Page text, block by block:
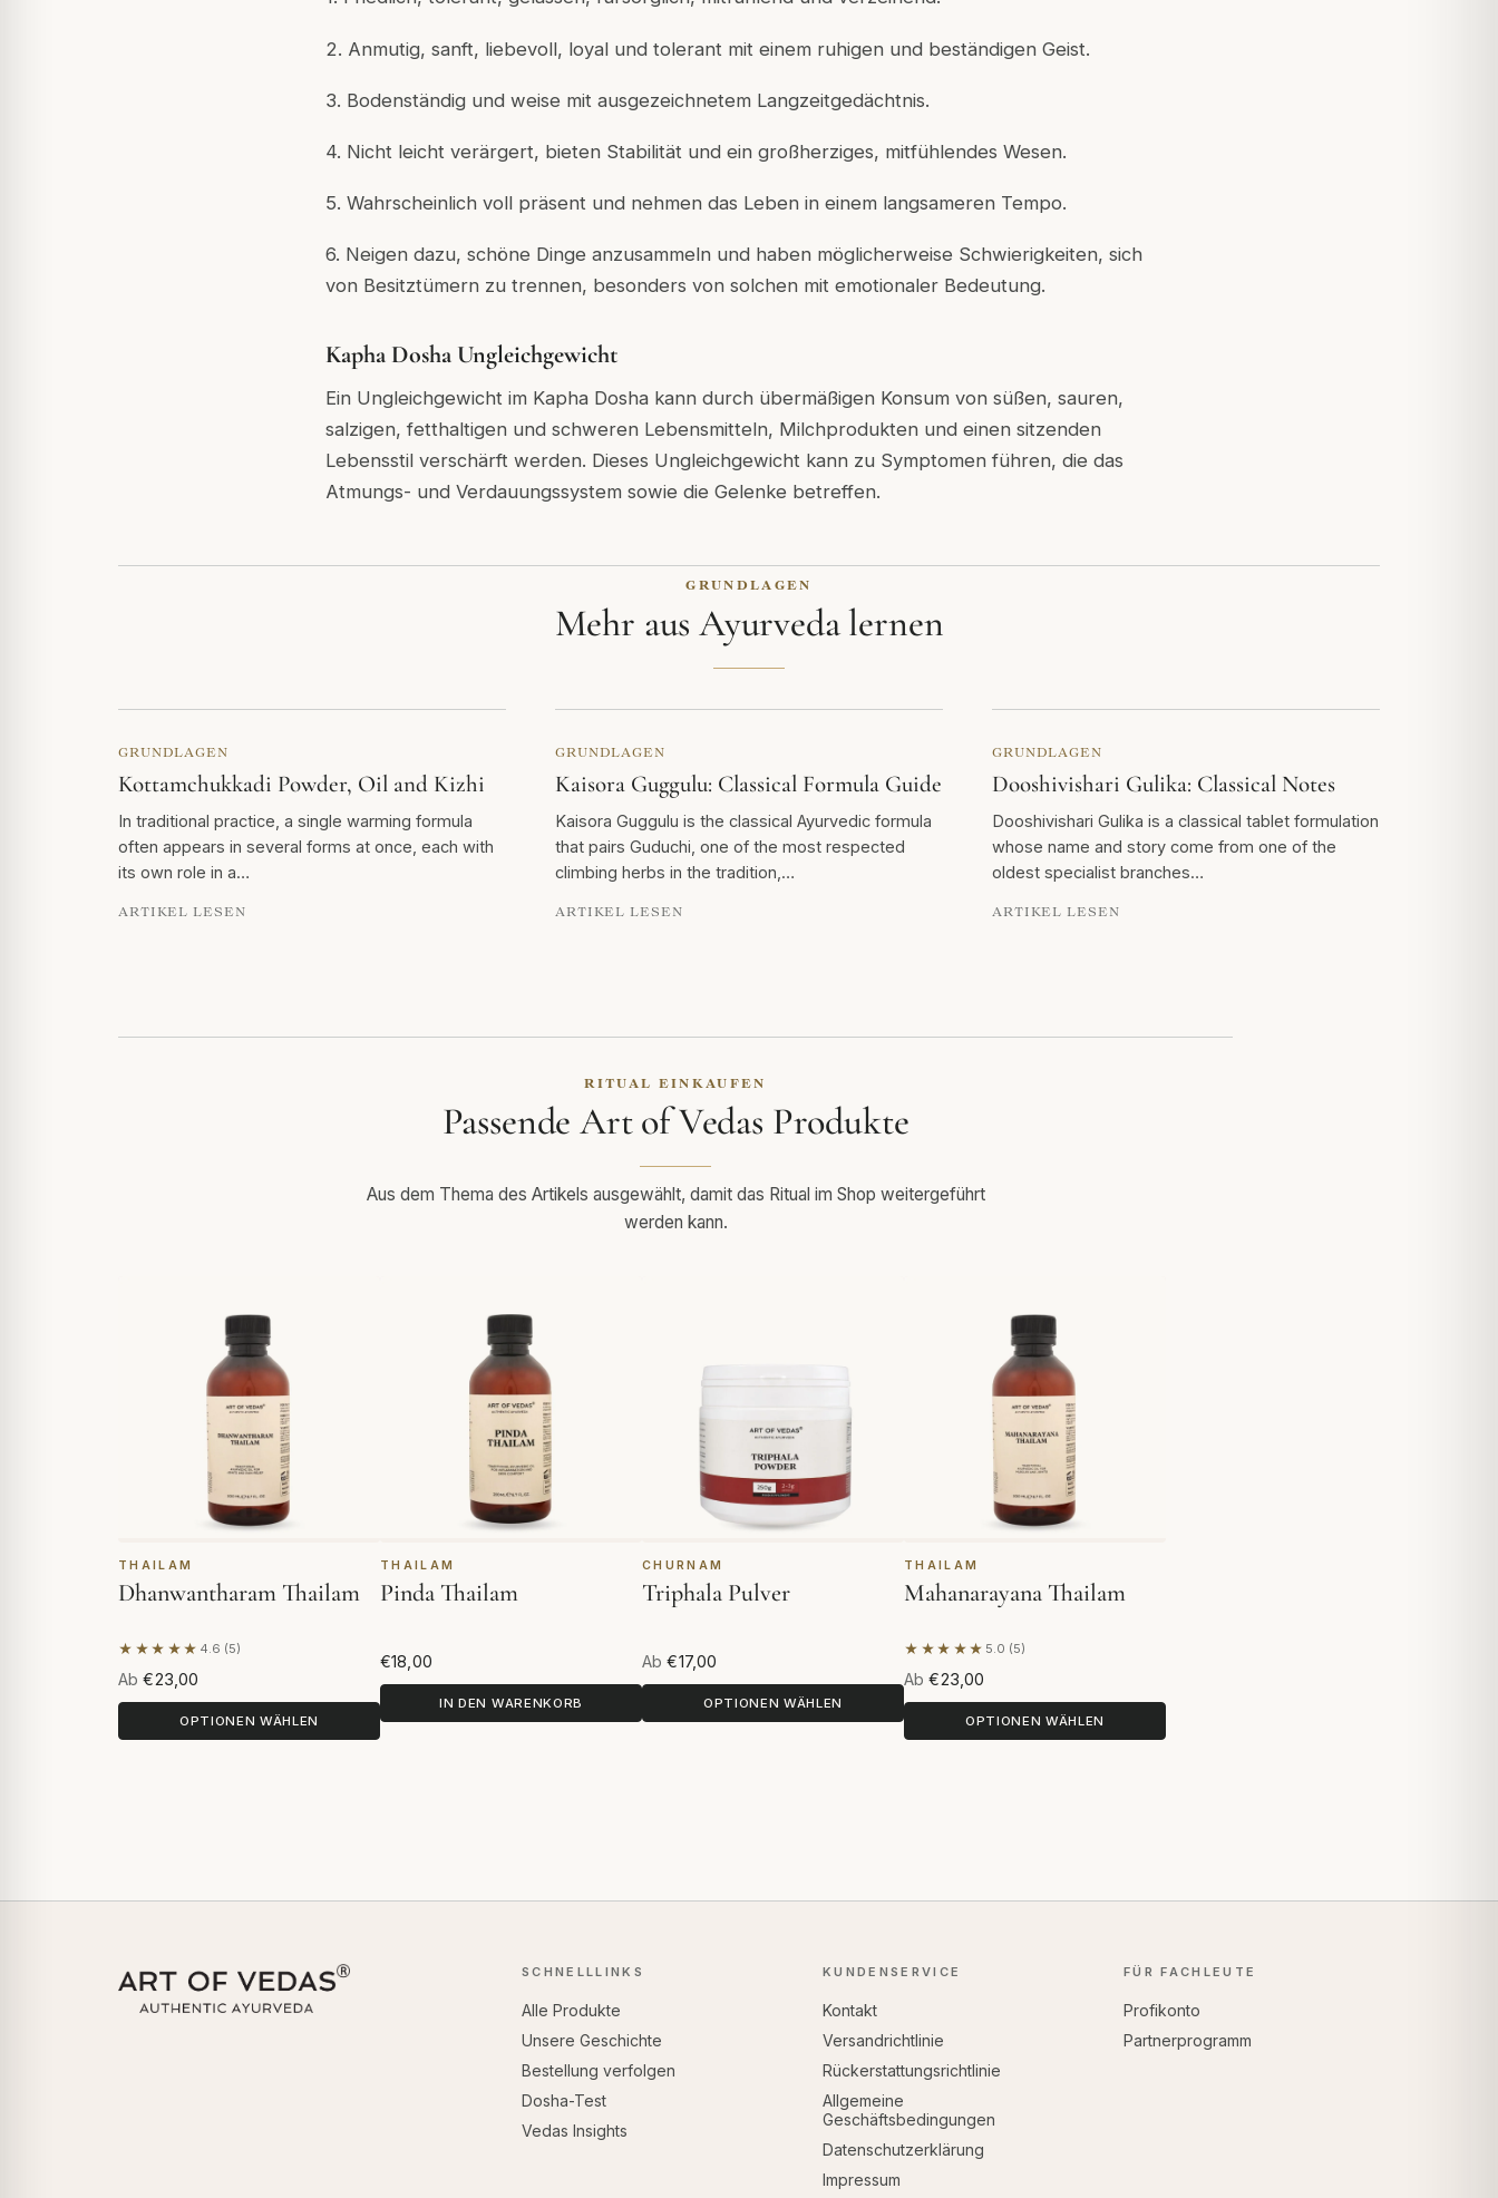
2. Anmutig, sanft, liebevoll, loyal und tolerant mit einem ruhigen und beständigen Geist.
3. Bodenständig und weise mit ausgezeichnetem Langzeitgedächtnis.
4. Nicht leicht verärgert, bieten Stabilität und ein großherziges, mitfühlendes Wesen.
5. Wahrscheinlich voll präsent und nehmen das Leben in einem langsameren Tempo.
6. Neigen dazu, schöne Dinge anzusammeln und haben möglicherweise Schwierigkeiten, sich
von Besitztümern zu trennen, besonders von solchen mit emotionaler Bedeutung.
Kapha Dosha Ungleichgewicht
Ein Ungleichgewicht im Kapha Dosha kann durch übermäßigen Konsum von süßen, sauren,
salzigen, fetthaltigen und schweren Lebensmitteln, Milchprodukten und einen sitzenden
Lebensstil verschärft werden. Dieses Ungleichgewicht kann zu Symptomen führen, die das
Atmungs- und Verdauungssystem sowie die Gelenke betreffen.
GRUNDLAGEN
Mehr aus Ayurveda lernen
GRUNDLAGEN
Kottamchukkadi Powder, Oil and Kizhi
In traditional practice, a single warming formula
often appears in several forms at once, each with
its own role in a…
ARTIKEL LESEN
GRUNDLAGEN
Kaisora Guggulu: Classical Formula Guide
Kaisora Guggulu is the classical Ayurvedic formula
that pairs Guduchi, one of the most respected
climbing herbs in the tradition,…
ARTIKEL LESEN
GRUNDLAGEN
Dooshivishari Gulika: Classical Notes
Dooshivishari Gulika is a classical tablet formulation
whose name and story come from one of the
oldest specialist branches…
ARTIKEL LESEN
RITUAL EINKAUFEN
Passende Art of Vedas Produkte
Aus dem Thema des Artikels ausgewählt, damit das Ritual im Shop weitergeführt
werden kann.
THAILAM
Dhanwantharam Thailam
★★★★★ 4.6 (5)
Basierend auf 5 Bewertungen
Ab €23,00
OPTIONEN WÄHLEN
THAILAM
Pinda Thailam
€18,00
IN DEN WARENKORB
CHURNAM
Triphala Pulver
Ab €17,00
OPTIONEN WÄHLEN
THAILAM
Mahanarayana Thailam
★★★★★ 5.0 (5)
Basierend auf 5 Bewertungen
Ab €23,00
OPTIONEN WÄHLEN
SCHNELLLINKS
Alle Produkte
Unsere Geschichte
Bestellung verfolgen
Dosha-Test
Vedas Insights
KUNDENSERVICE
Kontakt
Versandrichtlinie
Rückerstattungsrichtlinie
Allgemeine
Geschäftsbedingungen
Datenschutzerklärung
Impressum
FÜR FACHLEUTE
Profikonto
Partnerprogramm